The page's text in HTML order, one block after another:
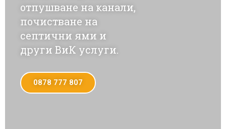
отпушване на канали,
почистване на
септични ями и
други ВиК услуги.
0878 777 807